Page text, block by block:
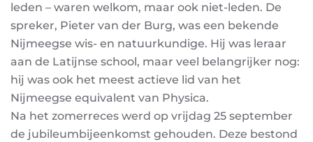
leden – waren welkom, maar ook niet-leden. De
spreker, Pieter van der Burg, was een bekende
Nijmeegse wis- en natuurkundige. Hij was leraar
aan de Latijnse school, maar veel belangrijker nog:
hij was ook het meest actieve lid van het
Nijmeegse equivalent van Physica.
Na het zomerreces werd op vrijdag 25 september
de jubileumbijeenkomst gehouden. Deze bestond